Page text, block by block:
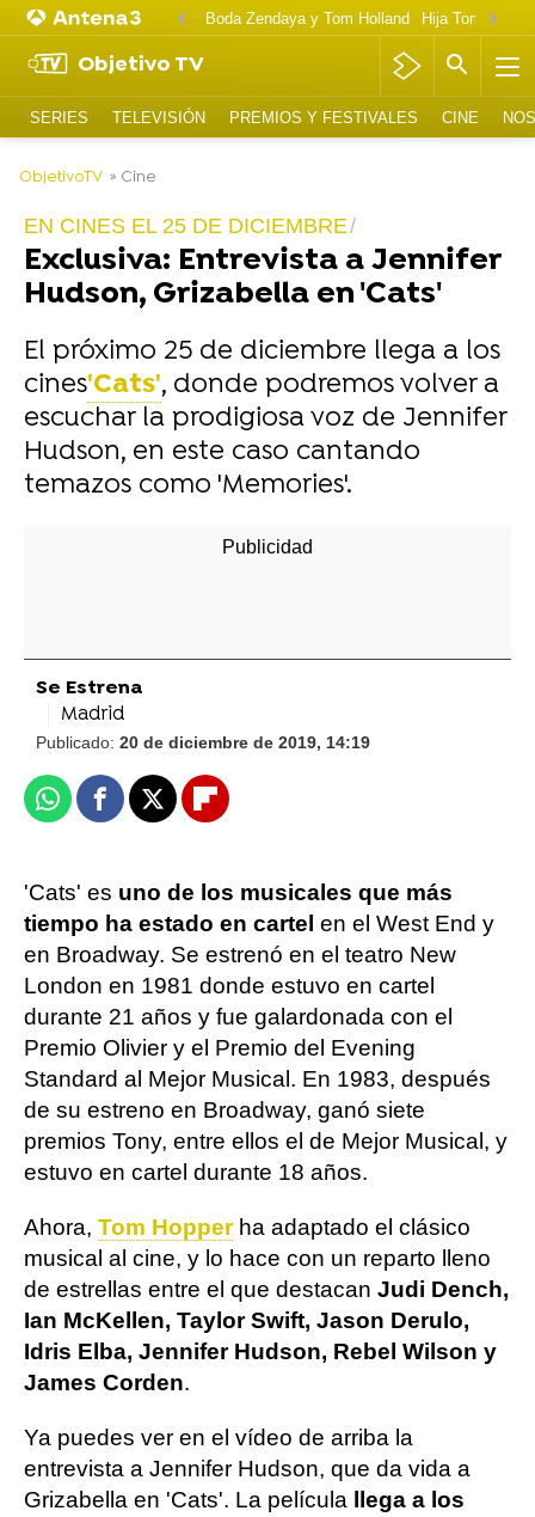
Boda Zendaya y Tom Holland Hija Tom
Objetivo TV
SERIES TELEVISIÓN PREMIOS Y FESTIVALES CINE
ObjetivoTV » Cine
EN CINES EL 25 DE DICIEMBRE
Exclusiva: Entrevista a Jennifer
Hudson, Grizabella en 'Cats'
El próximo 25 de diciembre llega a los
cines'Cats', donde podremos volver a
escuchar la prodigiosa voz de Jennifer
Hudson, en este caso cantando
temazos como 'Memories'.
Se Estrena
Madrid
Publicado: 20 de diciembre de 2019, 14:19
WhatsappFacebook
X Flipboard
'Cats' es uno de los musicales que más
tiempo ha estado en cartel en el West End y
en Broadway. Se estrenó en el teatro New
London en 1981 donde estuvo en cartel
durante 21 años y fue galardonada con el
Premio Olivier y el Premio del Evening
Standard al Mejor Musical. En 1983, después
de su estreno en Broadway, ganó siete
premios Tony, entre ellos el de Mejor Musical, y
estuvo en cartel durante 18 años.
Ahora, Tom Hopperha adaptado el clásico
musical al cine, y lo hace con un reparto lleno
de estrellas entre el que destacan Judi Dench,
Ian McKellen, Taylor Swift, Jason Derulo,
Idris Elba, Jennifer Hudson, Rebel Wilson y
James Corden.
Ya puedes ver en el vídeo de arriba la
entrevista a Jennifer Hudson, que da vida a
Grizabella en 'Cats'. La película
llega a los